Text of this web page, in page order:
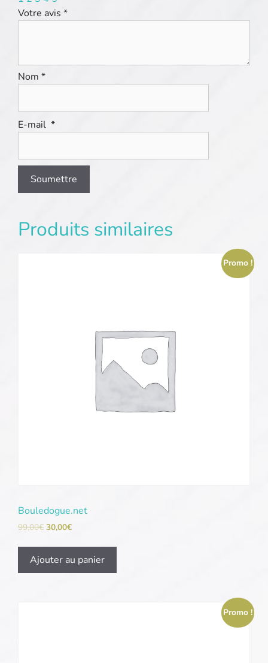
Votre avis *
Nom *
E-mail *
Produits similaires
Promo !
Bouledogue.net
99,00€ 30,00€
Ajouter au panier
Promo !